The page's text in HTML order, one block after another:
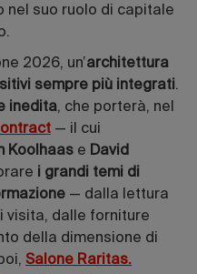
nel suo ruolo di capitale
2026, un’architettura
sempre più integrati.
inedita, che porterà, nel
— il cui
Koolhaas e David
i grandi temi di
— dalla lettura
visita, dalle forniture
della dimensione di
Salone Raritas.